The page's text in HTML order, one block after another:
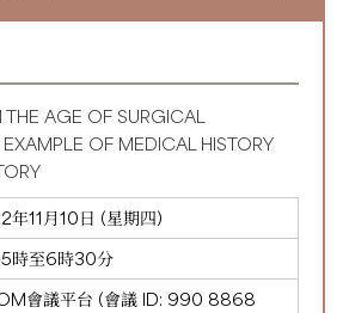
AGE OF SURGICAL
OF MEDICAL HISTORY
年11月10日 (星期四)
時至6時30分
會議平台 (會議 ID: 990 8868